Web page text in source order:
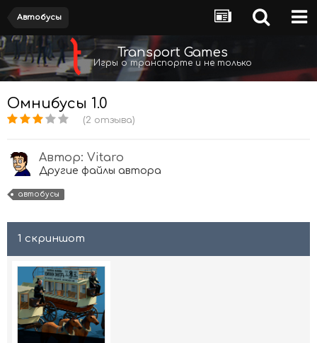
Автобусы
Transport Games
Игры о транспорте и не только
Омнибусы 1.0
(2 отзыва)
Автор: Vitaro
Другие файлы автора
автобусы
1 скриншот